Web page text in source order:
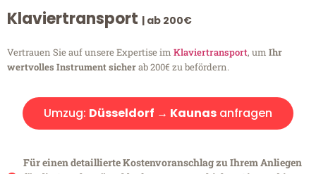
Klaviertransport | ab 200€
Vertrauen Sie auf unsere Expertise im Klaviertransport, um Ihr
wertvolles Instrument sicherab 200€ zu befördern.
Umzug: Düsseldorf → Kaunas anfragen
Für einen detaillierte Kostenvoranschlag zu Ihrem Anliegen